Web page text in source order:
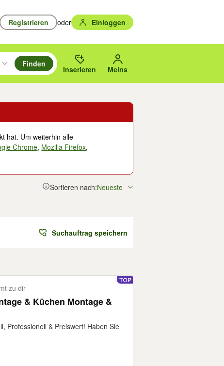
Registrieren oder Einloggen
durchsuchen und mit Eingabetaste auswählen.
um zu suchen, oder Vorschläge mit den Pfeiltasten nach oben/
des gewählten Orts oder PLZ.
Finden
Inserieren Meins
hat. Um weiterhin alle
Chrome, Mozilla Firefox,
Sortieren nach:Neueste
Suchauftrag speichern
zu dir
& Küchen Montage &
Professionell & Preiswert! Haben Sie